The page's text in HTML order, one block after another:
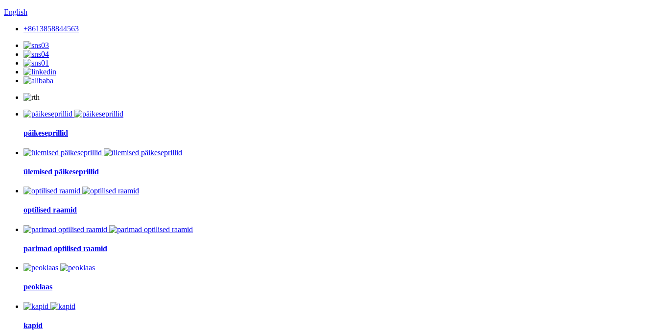
English
+8613858844563
päikeseprillid
ülemised päikeseprillid
optilised raamid
parimad optilised raamid
peoklaas
kapid